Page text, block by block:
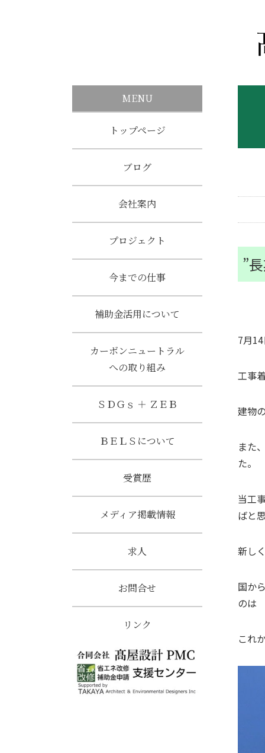
”
7月
工事
建物
また
た。
当工
ばと
新し
国か
のは
これ
MENU
トップページ
ブログ
会社案内
プロジェクト
今までの仕事
補助金活用について
カーボンニュートラル
への取り組み
ＳＤＧｓ ＋ ＺＥＢ
ＢＥＬＳについて
受賞歴
メディア掲載情報
求人
お問合せ
リンク